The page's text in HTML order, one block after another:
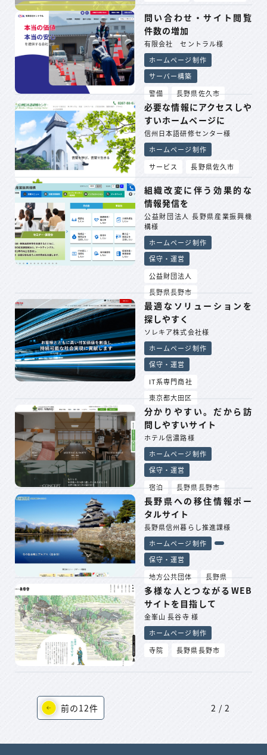
問い合わせ・サイト閲覧
件数の増加
有限会社 セントラル様
ホームページ制作
サーバー構築
警備
長野県佐久市
必要な情報にアクセスしや
すいホームページに
信州日本語研修センター様
ホームページ制作
サービス
長野県佐久市
組織改変に伴う効果的な
情報発信を
公益財団法人 長野県産業振興機
構様
ホームページ制作
保守・運営
公益財団法人
長野県長野市
最適なソリューションを
探しやすく
ソレキア株式会社様
ホームページ制作
保守・運営
IT系専門商社
東京都大田区
分かりやすい。だから訪
問しやすいサイト
ホテル信濃路様
ホームページ制作
保守・運営
宿泊
長野県長野市
長野県への移住情報ポー
タルサイト
長野県信州暮らし推進課様
ホームページ制作
保守・運営
地方公共団体
長野県
多様な人とつながるWEB
サイトを目指して
金峯山 長谷寺 様
ホームページ制作
寺院
長野県長野市
2 / 2
前の12件